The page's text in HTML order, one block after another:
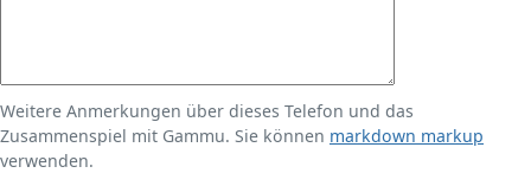
Weitere Anmerkungen über dieses Telefon und das
Zusammenspiel mit Gammu. Sie können markdown markup
verwenden.